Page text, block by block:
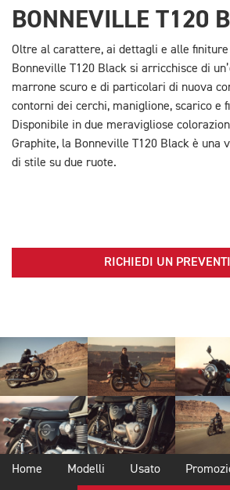
BONNEVILLE T120
Oltre al carattere, ai dettagli e alle finiture
Bonneville T120 Black si arricchisce di
marrone scuro e di particolari di nuova
contorni dei cerchi, maniglione, scarico e
Disponibile in due meravigliose
Graphite, la Bonneville T120 Black è una
di stile su due ruote.
RICHIEDI UN
Home Modelli Usato